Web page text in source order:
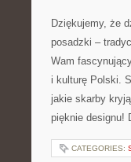
Dziękujemy,‍ że
posadzki –
Wam
i kulturę Polski.
jakie skarby
pięknie⁢ designu!
CATEGORIES: